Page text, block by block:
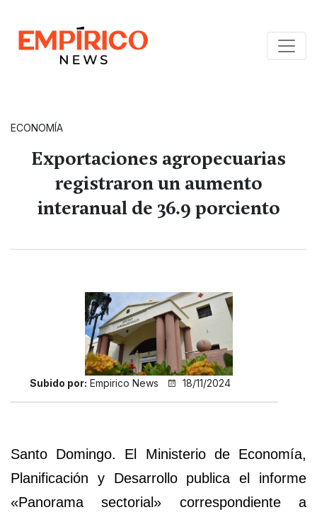
ECONOMÍA
Exportaciones agropecuarias
registraron un aumento
interanual de 36.9 porciento
Subido por: Empirico News 18/11/2024
Santo Domingo. El Ministerio de Economía,
Planificación y Desarrollopublica el informe
«Panorama sectorial» correspondiente a